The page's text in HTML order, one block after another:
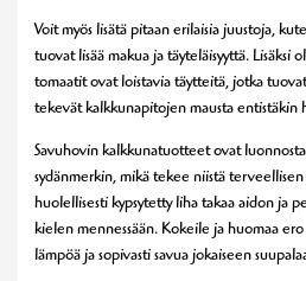
Voit myös lisätä pitaan erilaisia juustoja,
tuovat lisää makua ja täyteläisyyttä. Lisäksi
tomaatit ovat loistavia täytteitä, jotka
tekevät kalkkunapitojen mausta entistäkin
Savuhovin kalkkunatuotteet ovat
sydänmerkin, mikä tekee niistä
huolellisesti kypsytetty liha takaa aidon ja
kielen mennessään. Kokeile ja huomaa
lämpöä ja sopivasti savua jokaiseen